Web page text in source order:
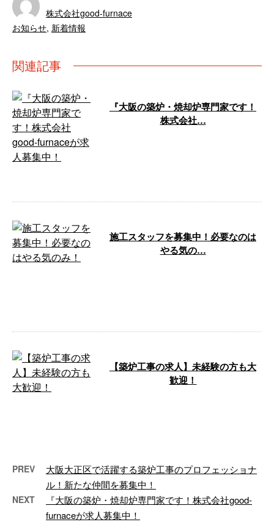
株式会社good-furnace
お知らせ, 新着情報
関連記事
『大阪の築炉・焼却炉専門家です！
株式会社…
施工スタッフを募集中！必要なのは
やる気の…
【築炉工事の求人】未経験の方も大
歓迎！
PREV
大阪大正区で活躍する築炉工事のプロフェッショナ
ル！新たな仲間を募集中！
NEXT
『大阪の築炉・焼却炉専門家です！株式会社good-
furnaceが求人募集中！